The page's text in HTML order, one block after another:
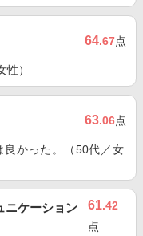
64.67点
）
63.06点
かった。（50代／女
ニケーション
61.42
点